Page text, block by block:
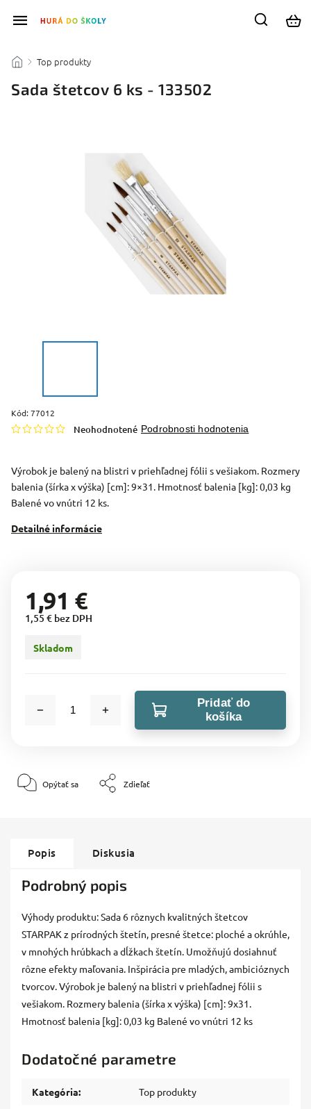
/ Top produkty
Sada štetcov 6 ks - 133502
Kód:77012
Neohodnotené Podrobnosti hodnotenia
Výrobok je balený na blistri v priehľadnej fólii s vešiakom. Rozmery
balenia (šírka x výška) [cm]: 9×31. Hmotnosť balenia [kg]: 0,03 kg
Balené vo vnútri 12 ks.
Detailné informácie
1,91 €
1,55 € bez DPH
Skladom
Pridať do
košíka
Opýtať sa Zdieľať
Popis Diskusia
Podrobný popis
Výhody produktu: Sada 6 rôznych kvalitných štetcov
STARPAK z prírodných štetín, presné štetce: ploché a okrúhle,
v mnohých hrúbkach a dĺžkach štetín. Umožňujú dosiahnuť
rôzne efekty maľovania. Inšpirácia pre mladých, ambicióznych
tvorcov. Výrobok je balený na blistri v priehľadnej fólii s
vešiakom. Rozmery balenia (šírka x výška) [cm]: 9x31.
Hmotnosť balenia [kg]: 0,03 kg Balené vo vnútri 12 ks
Dodatočné parametre
Kategória: Top produkty